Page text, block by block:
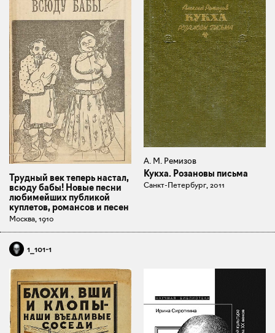
Трудный век теперь настал,
всюду бабы! Новые песни
любимейших публикой
куплетов, романсов и песен
Москва, 1910
А. М. Ремизов
Кукха. Розановы письма
Санкт-Петербург, 2011
1_101-1